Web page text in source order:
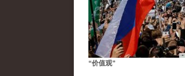
“价值观”